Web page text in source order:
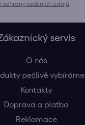
ochrany osobních údajů
servis
O nás
pečlivě vybíráme
Kontakty
Doprava a platba
Reklamace